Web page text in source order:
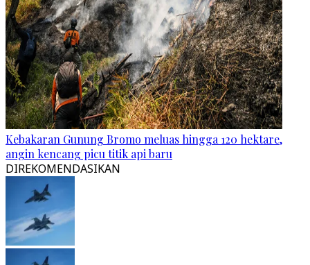
Kebakaran Gunung Bromo meluas hingga 120 hektare,
angin kencang picu titik api baru
DIREKOMENDASIKAN